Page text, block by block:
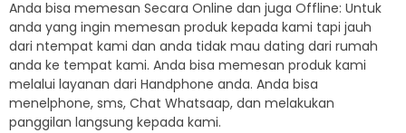
Anda bisa memesan Secara Online dan juga Offline: Untuk
anda yang ingin memesan produk kepada kami tapi jauh
dari ntempat kami dan anda tidak mau dating dari rumah
anda ke tempat kami. Anda bisa memesan produk kami
melalui layanan dari Handphone anda. Anda bisa
menelphone, sms, Chat Whatsaap, dan melakukan
panggilan langsung kepada kami.